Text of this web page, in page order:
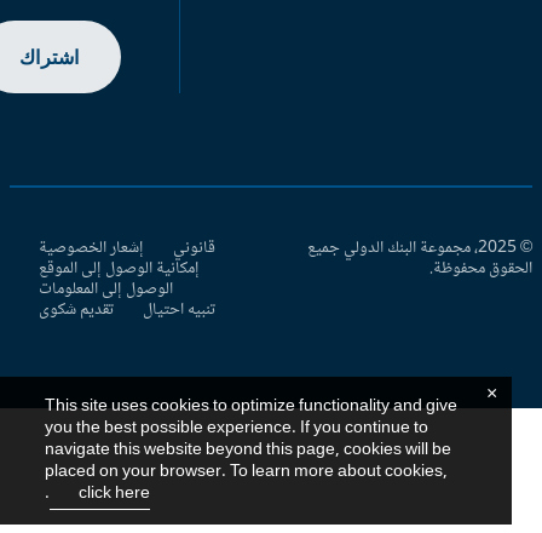
اشتراك
© 2025، مجموعة البنك الدولي جميع
محفوظة.
قانوني إشعار الخصوصية
إمكانية الوصول إلى الموقع
الوصول إلى المعلومات
تنبيه احتيال تقديم شكوى
This site uses cookies to optimize functionality and give
you the best possible experience. If you continue to
navigate this website beyond this page, cookies will be
placed on your browser. To learn more about cookies,
click here